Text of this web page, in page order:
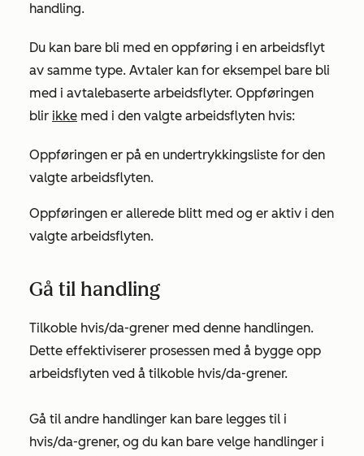
handling.
Du kan bare bli med en oppføring i en arbeidsflyt
av samme type. Avtaler kan for eksempel bare bli
med i avtalebaserte arbeidsflyter. Oppføringen
blir ikke med i den valgte arbeidsflyten hvis:
Oppføringen er på en undertrykkingsliste for den
valgte arbeidsflyten.
Oppføringen er allerede blitt med og er aktiv i den
valgte arbeidsflyten.
Gå til handling
Tilkoble hvis/da-grener med denne handlingen.
Dette effektiviserer prosessen med å bygge opp
arbeidsflyten ved å tilkoble hvis/da-grener.
Gå til andre handlinger kan bare legges til i
hvis/da-grener, og du kan bare velge handlinger i